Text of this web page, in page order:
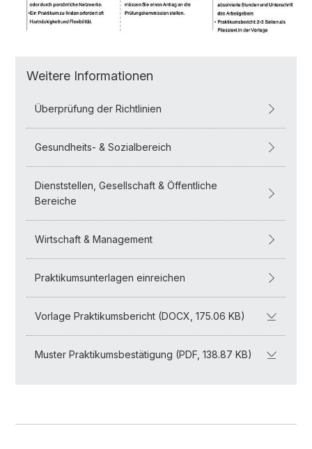
Weitere Informationen
Überprüfung der Richtlinien
Gesundheits- & Sozialbereich
Dienststellen, Gesellschaft & Öffentliche
Bereiche
Wirtschaft & Management
Praktikumsunterlagen einreichen
Vorlage Praktikumsbericht (DOCX, 175.06 KB)
Muster Praktikumsbestätigung (PDF, 138.87 KB)